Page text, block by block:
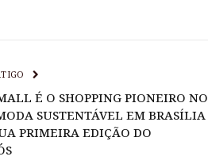
É O SHOPPING PIONEIRO NO
SUSTENTÁVEL EM BRASÍLIA
PRIMEIRA EDIÇÃO DO